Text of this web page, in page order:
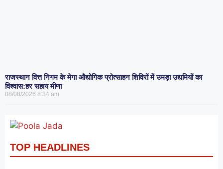
राजस्थान वित्त निगम के मेगा औद्योगिक प्रोत्साहन शिविरों में उमड़ा उद्यमियों का
विश्वास:हर सहाय मीणा
08/08/2026 8:34 am
TOP HEADLINES